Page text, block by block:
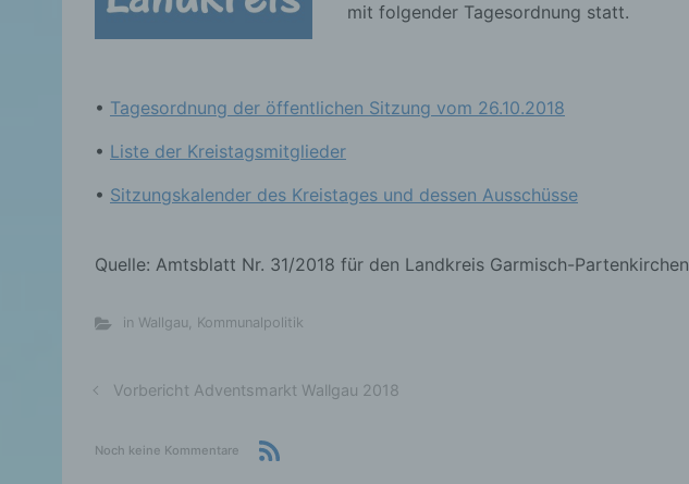
mit folgender Tagesordnung statt.
• Tagesordnung der öffentlichen Sitzung vom 26.10.2018
• Liste der Kreistagsmitglieder
• Sitzungskalender des Kreistages und dessen Ausschüsse
Quelle: Amtsblatt Nr. 31/2018 für den Landkreis Garmisch-Partenkirchen
in Wallgau, Kommunalpolitik
Vorbericht Adventsmarkt Wallgau 2018
Noch keine Kommentare